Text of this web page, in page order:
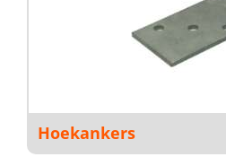
Hoekankers